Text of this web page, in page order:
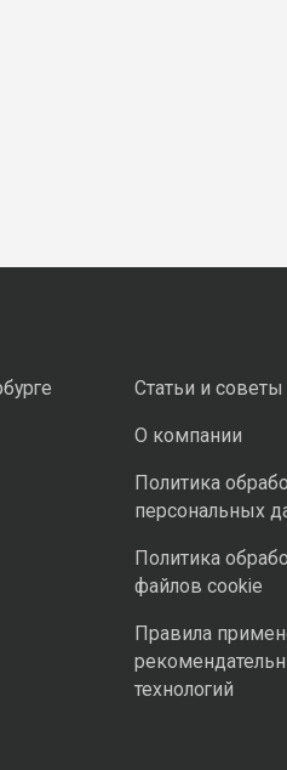
Статьи и советы
О компании
Политика
персональных
Политика
файлов cookie
Правила
технологий